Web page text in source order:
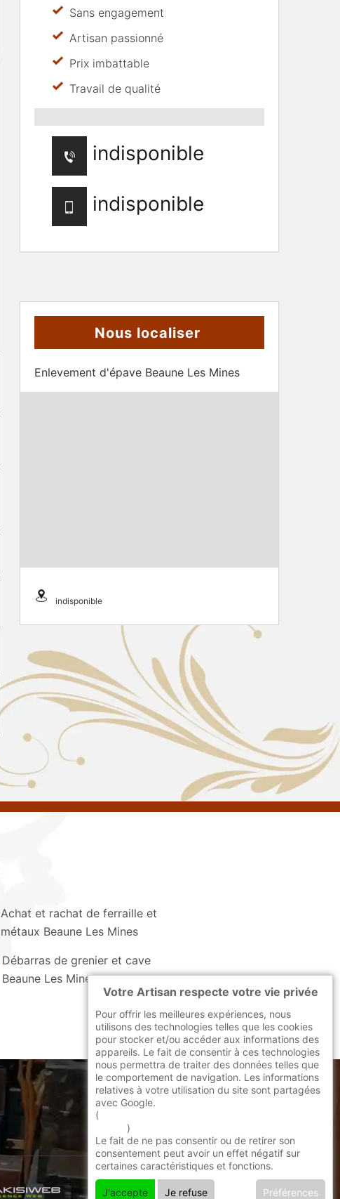
Sans engagement
Artisan passionné
Prix imbattable
Travail de qualité
indisponible
indisponible
Nous localiser
Enlevement d'épave Beaune Les Mines
indisponible
Achat et rachat de ferraille et
métaux Beaune Les Mines
Débarras de grenier et cave
Beaune Les Mines
Votre Artisan respecte votre vie privée
Pour offrir les meilleures expériences, nous
utilisons des technologies telles que les cookies
pour stocker et/ou accéder aux informations des
appareils. Le fait de consentir à ces technologies
nous permettra de traiter des données telles que
le comportement de navigation. Les informations
relatives à votre utilisation du site sont partagées
avec Google.
(
)
Le fait de ne pas consentir ou de retirer son
consentement peut avoir un effet négatif sur
certaines caractéristiques et fonctions.
J'accepte Je refuse Préférences